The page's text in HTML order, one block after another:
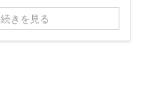
続きを見る